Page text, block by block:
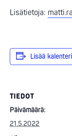
Lisätietoja:
Lisää
TIEDOT
Päivämäärä:
21.5.2022